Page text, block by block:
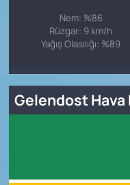
Nem: %86
Rüzgar: 9 km/h
Yağış Olasılığı: %89
Gelendost